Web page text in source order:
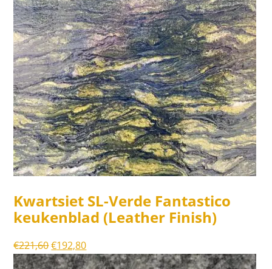
Kwartsiet SL-Verde Fantastico
keukenblad (Leather Finish)
€221,60Oorspronkelijke
prijs
€192,80Huidige
prijs